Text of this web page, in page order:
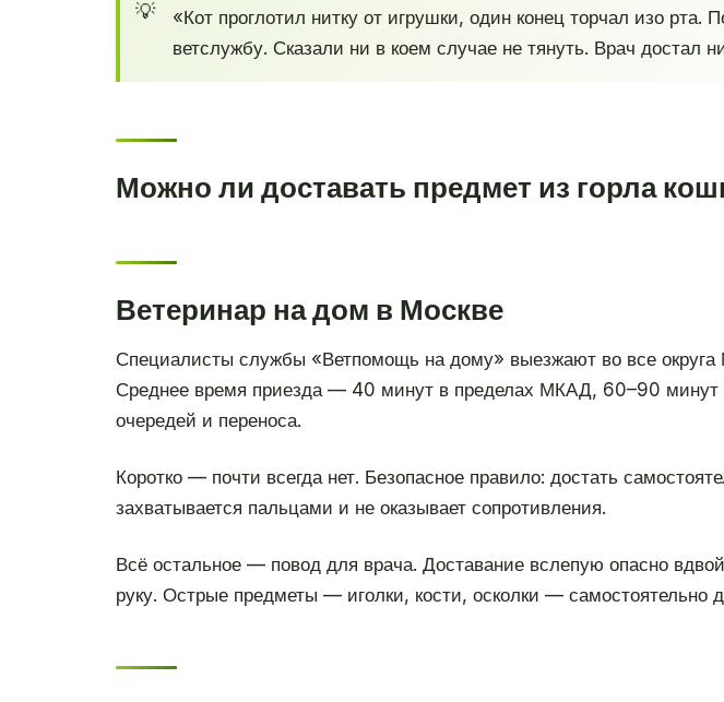
«Кот проглотил нитку от игрушки, один конец торчал изо
ветслужбу. Сказали ни в коем случае не тянуть. Врач достал
Можно ли доставать предмет из горла
Ветеринар на дом в Москве
Специалисты службы «Ветпомощь на дому» выезжают во все
Среднее время приезда — 40 минут в пределах МКАД, 60–90
очередей и переноса.
Коротко — почти всегда нет. Безопасное правило: достать
захватывается пальцами и не оказывает сопротивления.
Всё остальное — повод для врача. Доставание вслепую опасно
руку. Острые предметы — иголки, кости, осколки — самостоятельно